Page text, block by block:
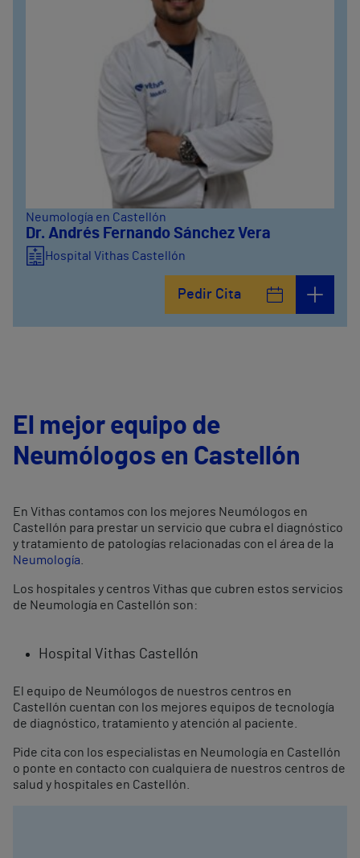
Neumología en Castellón
Dr. Andrés Fernando Sánchez Vera
Hospital Vithas Castellón
Pedir Cita
El mejor equipo de
Neumólogos en Castellón
En Vithas contamos con los mejores Neumólogos en
Castellón para prestar un servicio que cubra el diagnóstico
y tratamiento de patologías relacionadas con el área de la
Neumología
Los hospitales y centros Vithas que cubren estos servicios
de Neumología en Castellón son:
Hospital Vithas Castellón
El equipo de Neumólogos de nuestros centros en
Castellón cuentan con los mejores equipos de tecnología
de diagnóstico, tratamiento y atención al paciente.
Pide cita con los especialistas en Neumología en Castellón
o ponte en contacto con cualquiera de nuestros centros de
salud y hospitales en Castellón.